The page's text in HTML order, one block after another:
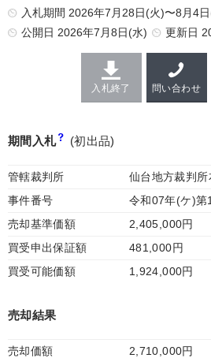
入札期間 2026年7月28日(火)〜8月4
公開日 2026年7月8日(水) 更新日
入札終了 問い合わせ
期間入札 (初出品)
管轄裁判所
仙台地方裁判所
事件番号
令和07年(ケ)第
売却基準価額
2,405,000円
買受申出保証額
481,000円
買受可能価額
1,924,000円
売却結果
売却価額
2,710,000円